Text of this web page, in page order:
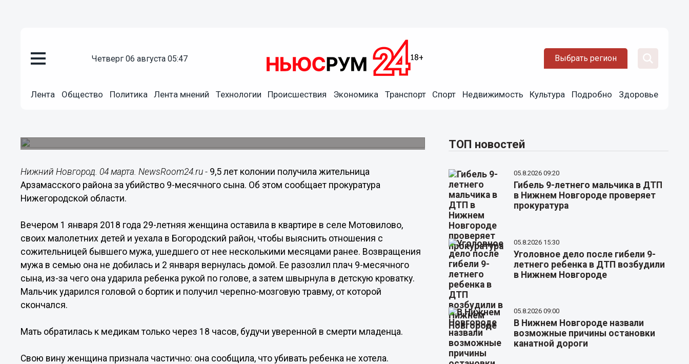
четверг 06 августа 05:47 Выбрать регион
Лента Общество Политика Лента мнений Технологии Происшествия Экономика Транспорт Спорт Недвижимость Культура Подробно Здоровье
9,5 лет колонии получила нижегородка за убийство 9-
Нижний Новгород. 04 марта. NewsRoom24.ru - 9,5 лет колонии получила жительница
Арзамасского района за убийство 9-месячного сына. Об этом сообщает прокуратура
Нижегородской области.
Вечером 1 января 2018 года 29-летняя женщина оставила в квартире в селе Мотовилово,
своих малолетних детей и уехала в Богородский район, чтобы выяснить отношения с
сожительницей бывшего мужа, ушедшего от нее несколькими месяцами ранее. Возвращения
мужа в семью она не добилась и 2 января вернулась домой. Ее разозлил плач 9-месячного
сына, из-за чего она ударила ребенка рукой по голове, а затем швырнула в детскую кроватку.
Мальчик ударился головой о бортик и получил черепно-мозговую травму, от которой
скончался.
Мать обратилась к медикам только через 18 часов, будучи уверенной в смерти младенца.
Свою вину женщина признала частично: она сообщила, что убивать ребенка не хотела.
ТОП новостей
05.8.2026 09:20
Гибель 9-летнего мальчика в ДТП
в Нижнем Новгороде проверяет
прокуратура
05.8.2026 15:30
Уголовное дело после гибели 9-
летнего ребенка в ДТП возбудили
в Нижнем Новгороде
05.8.2026 09:00
В Нижнем Новгороде назвали
возможные причины остановки
канатной дороги